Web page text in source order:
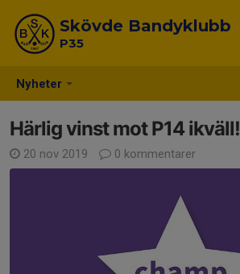
Nyheter
Skövde Bandyklubb
P35
Härlig vinst mot P14 ikväll!
20 nov 2019 0 kommentarer